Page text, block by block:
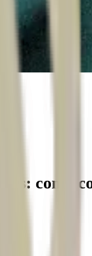
como